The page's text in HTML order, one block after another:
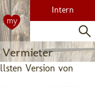
Vermieter
Intern
my
Version von